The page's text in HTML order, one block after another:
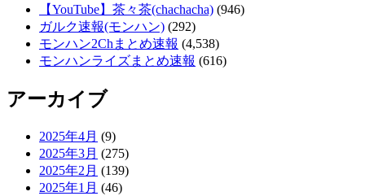
【YouTube】茶々茶(chachacha) (946)
ガルク速報(モンハン) (292)
モンハン2Chまとめ速報 (4,538)
モンハンライズまとめ速報 (616)
アーカイブ
2025年4月 (9)
2025年3月 (275)
2025年2月 (139)
2025年1月 (46)